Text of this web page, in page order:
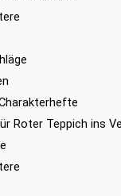
Roter Teppich ins